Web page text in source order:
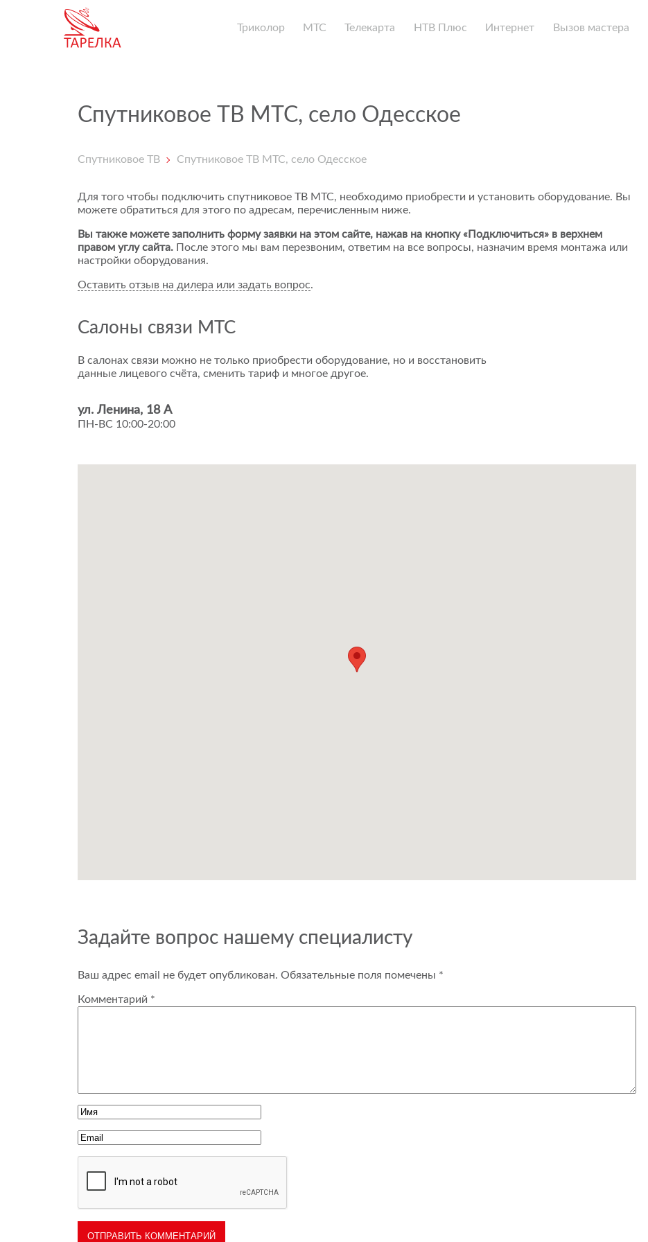
Триколор МТС Телекарта НТВ Плюс Интернет Вызов мастера
Спутниковое ТВ МТС, село Одесское
Спутниковое ТВ Спутниковое ТВ МТС, село Одесское
Для того чтобы подключить спутниковое ТВ МТС, необходимо приобрести и установить оборудование. Вы
можете обратиться для этого по адресам, перечисленным ниже.
Вы также можете заполнить форму заявки на этом сайте, нажав на кнопку «Подключиться» в верхнем
правом углу сайта. После этого мы вам перезвоним, ответим на все вопросы, назначим время монтажа или
настройки оборудования.
Оставить отзыв на дилера или задать вопрос.
Салоны связи МТС
В салонах связи можно не только приобрести оборудование, но и восстановить
данные лицевого счёта, сменить тариф и многое другое.
ул. Ленина, 18 А
ПН-ВС 10:00-20:00
Задайте вопрос нашему специалисту
Ваш адрес email не будет опубликован. Обязательные поля помечены *
Комментарий *